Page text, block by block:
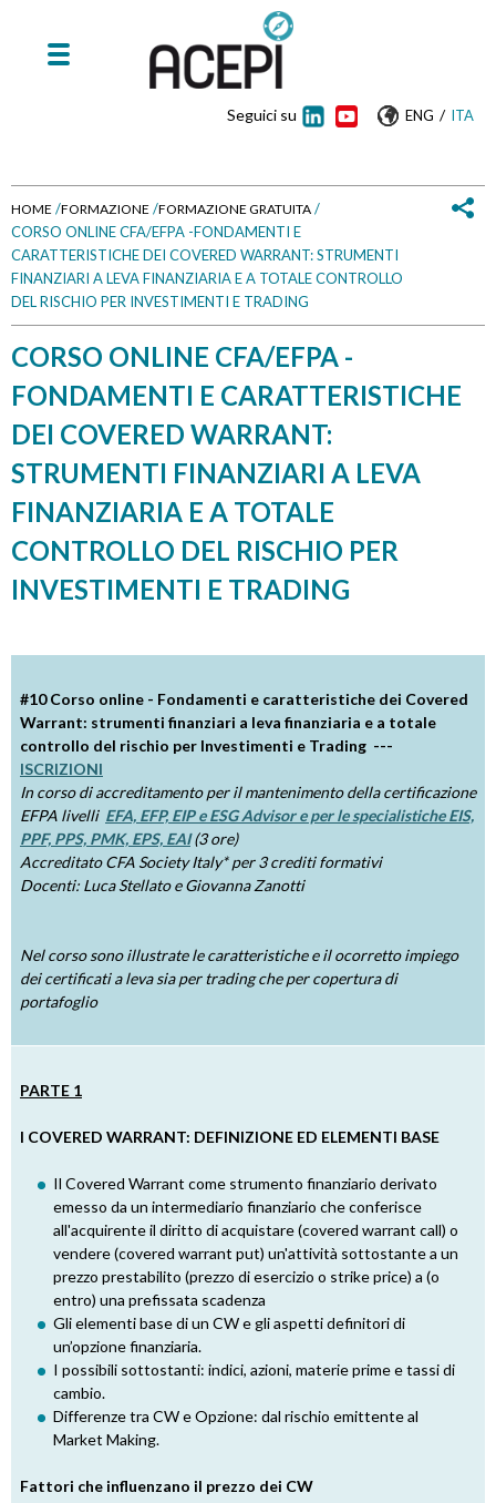
ENG / ITA
Seguici su
T
u
e
i
q
u
i
HOME /FORMAZIONE /FORMAZIONE GRATUITA /
CORSO ONLINE CFA/EFPA -FONDAMENTI E
CARATTERISTICHE DEI COVERED WARRANT: STRUMENTI
FINANZIARI A LEVA FINANZIARIA E A TOTALE CONTROLLO
DEL RISCHIO PER INVESTIMENTI E TRADING
CORSO ONLINE CFA/EFPA -
FONDAMENTI E CARATTERISTICHE
DEI COVERED WARRANT:
STRUMENTI FINANZIARI A LEVA
FINANZIARIA E A TOTALE
CONTROLLO DEL RISCHIO PER
INVESTIMENTI E TRADING
#10 Corso online - Fondamenti e caratteristiche dei Covered
Warrant: strumenti finanziari a leva finanziaria e a totale
controllo del rischio per Investimenti e Trading ---
ISCRIZIONI
In corso di accreditamento per il mantenimento della certificazione
EFPA livelli EFA, EFP, EIP e ESG Advisor e per le specialistiche EIS,
PPF, PPS, PMK, EPS, EAI(3 ore)
AccreditatoCFA Society Italy*per 3 crediti formativi
Docenti: Luca Stellato e Giovanna Zanotti
Nel corso sono illustrate le caratteristiche e il ocorretto impiego
dei certificati a leva sia per trading che per copertura di
portafoglio
PARTE 1
I COVERED WARRANT: DEFINIZIONE ED ELEMENTI BASE
Il Covered Warrant come strumento finanziario derivato
emesso da un intermediario finanziario che conferisce
all'acquirente il diritto di acquistare (covered warrant call) o
vendere (covered warrant put) un'attività sottostante a un
prezzo prestabilito (prezzo di esercizio o strike price) a (o
entro) una prefissata scadenza
Gli elementi base di un CW e gli aspetti definitori di
un’opzione finanziaria.
I possibili sottostanti: indici, azioni, materie prime e tassi di
cambio.
Differenze tra CW e Opzione: dal rischio emittente al
Market Making.
Fattori che influenzano il prezzo dei CW